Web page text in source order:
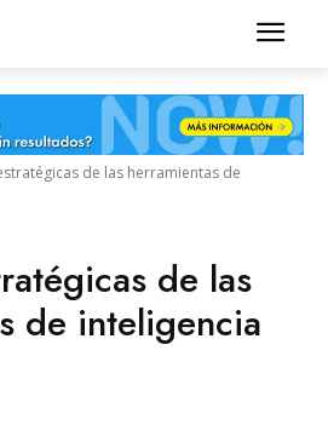
de las herramientas de
de las
de inteligencia